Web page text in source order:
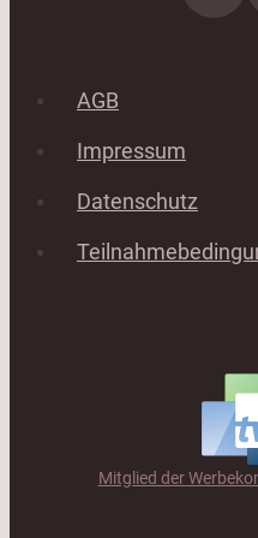
AGB
Impressum
Datenschutz
Mitglied der